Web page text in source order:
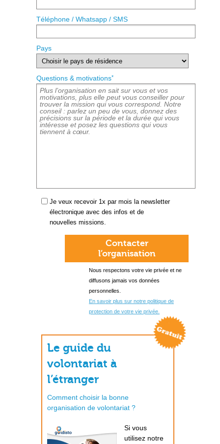
Téléphone / Whatsapp / SMS
Pays
Questions & motivations*
Je veux recevoir 1x par mois la newsletter
électronique avec des infos et de
nouvelles missions.
Contacter
l’organisation
Nous respectons votre vie privée et ne
diffusons jamais vos données
personnelles.
En savoir plus sur notre politique de
protection de votre vie privée.
Le guide du
volontariat à
l’étranger
Comment choisir la bonne
organisation de volontariat ?
Si vous
utilisez notre